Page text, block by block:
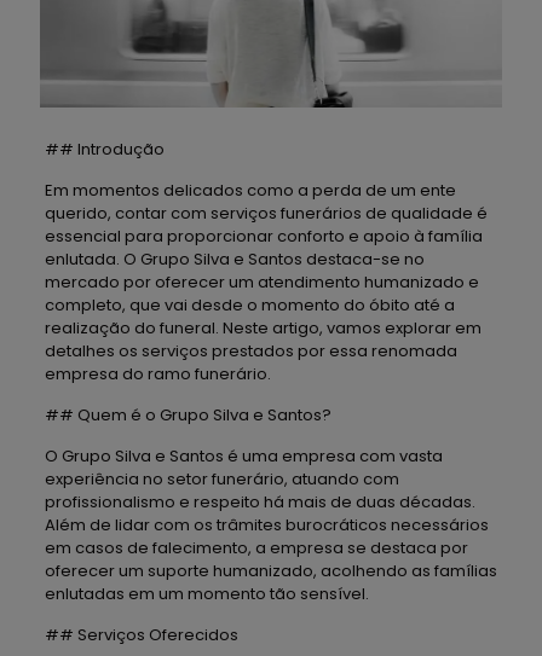
## Introdução
Em momentos delicados como a perda de um ente
querido, contar com serviços funerários de qualidade é
essencial para proporcionar conforto e apoio à família
enlutada. O Grupo Silva e Santos destaca-se no
mercado por oferecer um atendimento humanizado e
completo, que vai desde o momento do óbito até a
realização do funeral. Neste artigo, vamos explorar em
detalhes os serviços prestados por essa renomada
empresa do ramo funerário.
## Quem é o Grupo Silva e Santos?
O Grupo Silva e Santos é uma empresa com vasta
experiência no setor funerário, atuando com
profissionalismo e respeito há mais de duas décadas.
Além de lidar com os trâmites burocráticos necessários
em casos de falecimento, a empresa se destaca por
oferecer um suporte humanizado, acolhendo as famílias
enlutadas em um momento tão sensível.
## Serviços Oferecidos